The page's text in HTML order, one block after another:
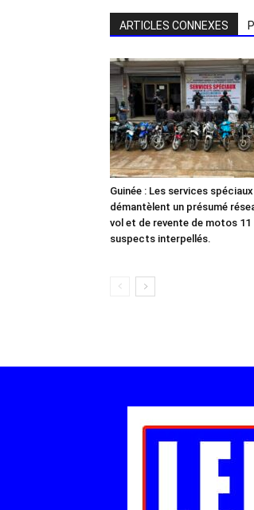
ARTICLES CONNEXES
Guinée : Les services spéciaux
démantèlent un présumé
vol et de revente de motos 11
suspects interpellés.